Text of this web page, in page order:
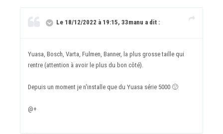
Le 18/12/2022 à 19:15, 33manu a dit :
Yuasa, Bosch, Varta, Fulmen, Banner, la plus grosse taille qui
rentre (attention à avoir le plus du bon côté).
Depuis un moment je n'installe que du Yuasa série 5000 🙂
@+